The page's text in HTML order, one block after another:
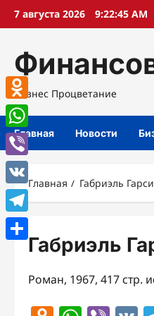
Перейти
7 августа 2026 9:22:46 AM
Бизнес Процветание
Главная Новости
Главная Габриэль
Габриэль
Роман, 1967, 417 стр.
Odnoklassniki
WhatsApp
Viber
VK
Telegram
Отправить